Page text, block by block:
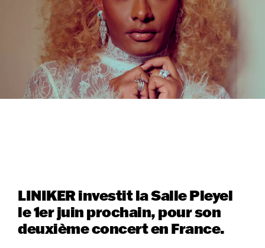
LINIKER investit la Salle Pleyel
le 1er juin prochain, pour son
deuxième concert en France.